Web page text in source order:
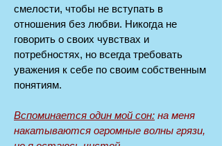
смелости, чтобы не вступать в
отношения без любви. Никогда не
говорить о своих чувствах и
потребностях, но всегда требовать
уважения к себе по своим собственным
понятиям.
Вспоминается один мой сон: на меня
накатываются огромные волны грязи,